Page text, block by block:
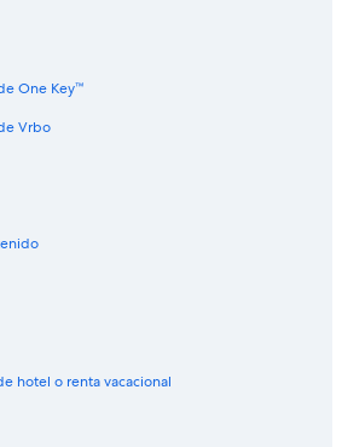
One Key™
Vrbo
hotel o renta vacacional